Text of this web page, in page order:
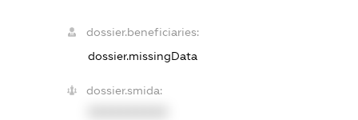
dossier.beneficiaries:
dossier.missingData
dossier.smida: